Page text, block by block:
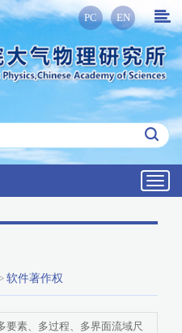
PC EN
软件著作权
要素、多过程、多界面流域尺